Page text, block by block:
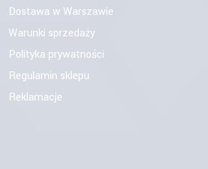
Dostawa w Warszawie
Warunki sprzedaży
Polityka prywatności
Regulamin sklepu
Reklamacje